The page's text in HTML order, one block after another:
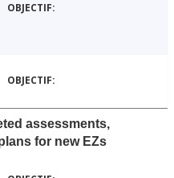
assessments,
for new EZs